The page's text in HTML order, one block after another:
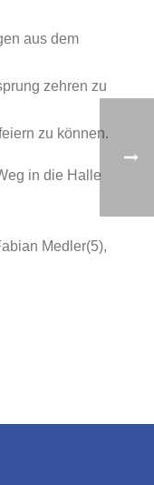
aus dem
zehren zu
zu können.
in die Halle
Medler(5),